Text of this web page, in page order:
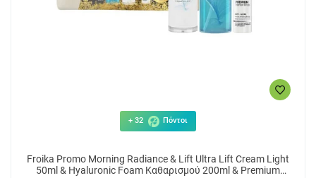
+ 32 Πόντοι
Froika Promo Morning Radiance & Lift Ultra Lift Cream Light
50ml & Hyaluronic Foam Καθαρισμού 200ml & Premium